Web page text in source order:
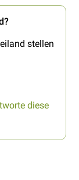
stellen
diese